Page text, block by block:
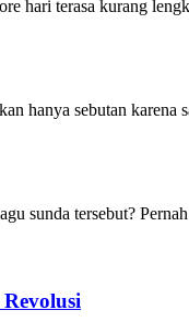
hari terasa kurang
hanya sebutan karena
sunda tersebut? Pernah